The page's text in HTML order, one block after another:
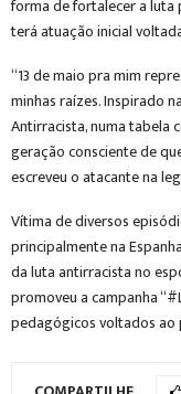
forma de fortalecer a luta
terá atuação inicial
“13 de maio pra mim
minhas raízes. Inspirado
Antirracista, numa tabela
geração consciente de
escreveu o atacante na
Vítima de diversos
principalmente na
da luta antirracista no
promoveu a campanha
pedagógicos voltados ao